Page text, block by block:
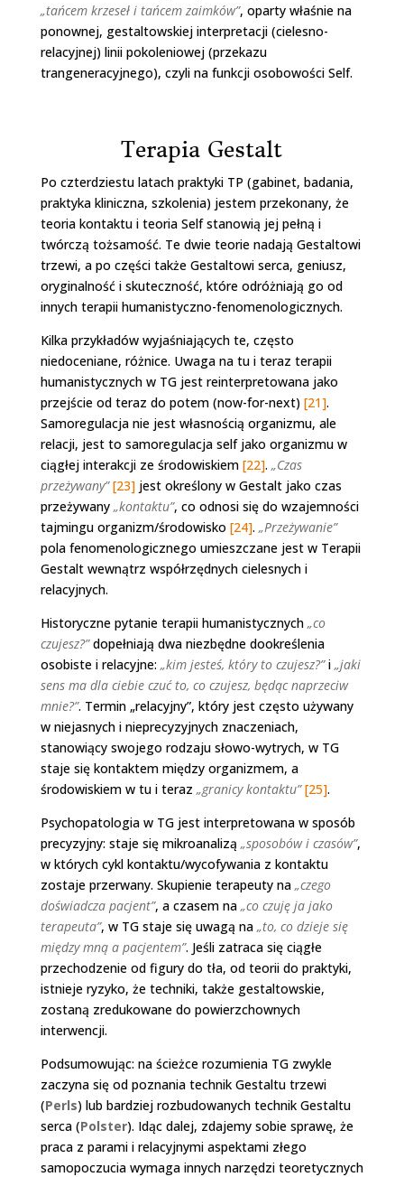
„tańcem krzeseł i tańcem zaimków”, oparty właśnie na
ponownej, gestaltowskiej interpretacji (cielesno-
relacyjnej) linii pokoleniowej (przekazu
trangeneracyjnego), czyli na funkcji osobowości Self.
Terapia Gestalt
Po czterdziestu latach praktyki TP (gabinet, badania,
praktyka kliniczna, szkolenia) jestem przekonany, że
teoria kontaktu i teoria Self stanowią jej pełną i
twórczą tożsamość. Te dwie teorie nadają Gestaltowi
trzewi, a po części także Gestaltowi serca, geniusz,
oryginalność i skuteczność, które odróżniają go od
innych terapii humanistyczno-fenomenologicznych.
Kilka przykładów wyjaśniających te, często
niedoceniane, różnice. Uwaga na tu i teraz terapii
humanistycznych w TG jest reinterpretowana jako
przejście od teraz do potem (now-for-next) [21].
Samoregulacja nie jest własnością organizmu, ale
relacji, jest to samoregulacja self jako organizmu w
ciągłej interakcji ze środowiskiem [22]. „Czas
przeżywany” [23]jest określony w Gestalt jako czas
przeżywany „kontaktu”, co odnosi się do wzajemności
tajmingu organizm/środowisko [24]. „Przeżywanie”
pola fenomenologicznego umieszczane jest w Terapii
Gestalt wewnątrz współrzędnych cielesnych i
relacyjnych.
Historyczne pytanie terapii humanistycznych „co
czujesz?”dopełniają dwa niezbędne dookreślenia
osobiste i relacyjne: „kim jesteś, który to czujesz?”i „jaki
sens ma dla ciebie czuć to, co czujesz, będąc naprzeciw
mnie?”. Termin „relacyjny”, który jest często używany
w niejasnych i nieprecyzyjnych znaczeniach,
stanowiący swojego rodzaju słowo-wytrych, w TG
staje się kontaktem między organizmem, a
środowiskiem w tu i teraz „granicy kontaktu” [25].
Psychopatologia w TG jest interpretowana w sposób
precyzyjny: staje się mikroanalizą „sposobów i czasów”,
w których cykl kontaktu/wycofywania z kontaktu
zostaje przerwany. Skupienie terapeuty na „czego
doświadcza pacjent”, a czasem na „co czuję ja jako
terapeuta”, w TG staje się uwagą na „to, co dzieje się
między mną a pacjentem”. Jeśli zatraca się ciągłe
przechodzenie od figury do tła, od teorii do praktyki,
istnieje ryzyko, że techniki, także gestaltowskie,
zostaną zredukowane do powierzchownych
interwencji.
Podsumowując: na ścieżce rozumienia TG zwykle
zaczyna się od poznania technik Gestaltu trzewi
(Perls) lub bardziej rozbudowanych technik Gestaltu
serca (Polster). Idąc dalej, zdajemy sobie sprawę, że
praca z parami i relacyjnymi aspektami złego
samopoczucia wymaga innych narzędzi teoretycznych